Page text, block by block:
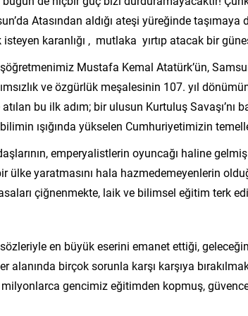
Atasından aldığı ateşi yüreğinde taşımaya
karanlığı , mutlaka yırtıp atacak bir
Mustafa Kemal Atatürk’ün,
ve özgürlük meşalesinin 107. yıl
bu ilk adım; bir ulusun Kurtuluş Savaşı’nı
ışığında yükselen Cumhuriyetimizin
emperyalistlerin oyuncağı haline
ülke yaratmasını hala hazmedemeyenlerin
çiğnenmekte, laik ve bilimsel eğitim terk
en büyük eserini emanet ettiği,
alanında birçok sorunla karşı karşıya
gencimiz eğitimden kopmuş,